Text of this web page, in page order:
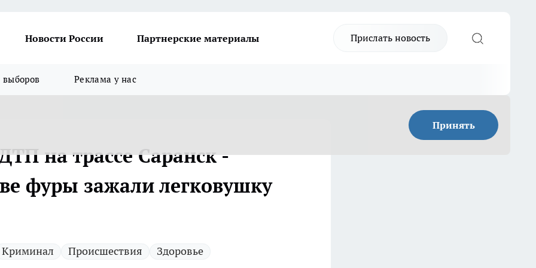
Новости России Партнерские материалы Прислать новость
выборов Реклама у нас
Принять
на трассе Саранск -
фуры зажали легковушку
Криминал Происшествия Здоровье